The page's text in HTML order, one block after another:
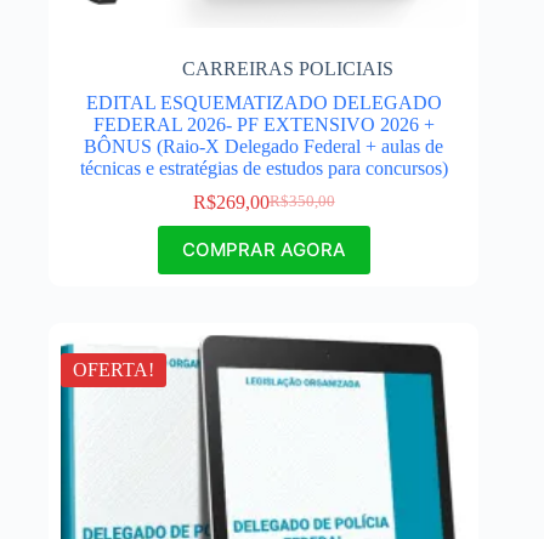
CARREIRAS POLICIAIS
EDITAL ESQUEMATIZADO DELEGADO
FEDERAL 2026- PF EXTENSIVO 2026 +
BÔNUS (Raio-X Delegado Federal + aulas de
técnicas e estratégias de estudos para concursos)
R$350,00
R$269,00
COMPRAR AGORA
OFERTA!